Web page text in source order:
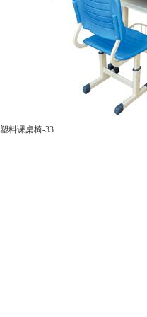
塑料课桌椅-33